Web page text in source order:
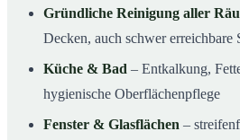
Gründliche Reinigung aller
Decken, auch schwer erreichbare
Küche & Bad – Entkalkung,
hygienische Oberflächenpflege
Fenster & Glasflächen –